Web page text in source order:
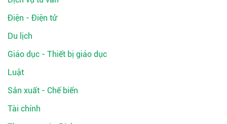
Điện - Điện tử
Du lịch
Giáo dục - Thiết bị giáo dục
Luật
Sản xuất - Chế biến
Tài chính